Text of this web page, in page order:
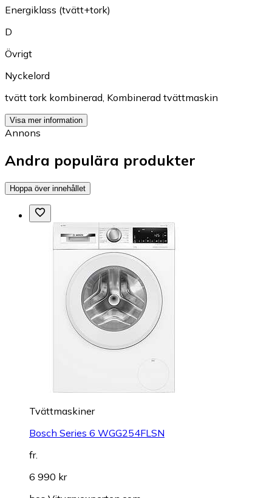
Energiklass (tvätt+tork)
D
Övrigt
Nyckelord
tvätt tork kombinerad, Kombinerad tvättmaskin
Visa mer information
Annons
Andra populära produkter
Hoppa över innehållet
Tvättmaskiner
Bosch Series 6 WGG254FLSN
fr.
6 990 kr